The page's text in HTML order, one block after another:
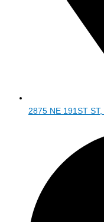
2875 NE 191ST